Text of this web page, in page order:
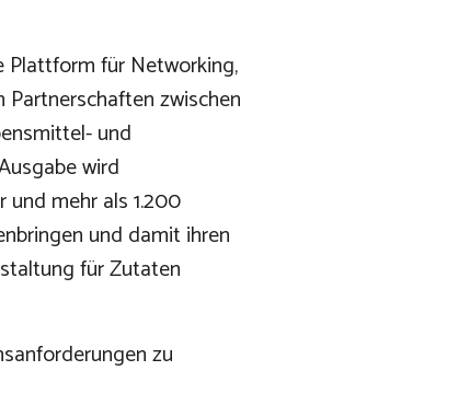
Plattform für Networking,
zwischen
und
wird
mehr als 1.200
und damit ihren
für Zutaten
zu